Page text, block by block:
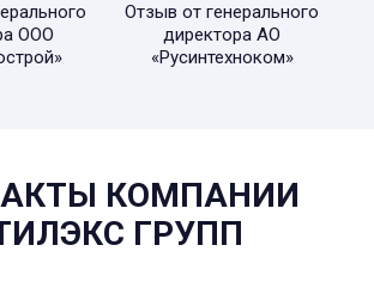
ООО
Отзыв от генерального
директора АО
«Русинтехноком»
КОМПАНИИ
ГРУПП